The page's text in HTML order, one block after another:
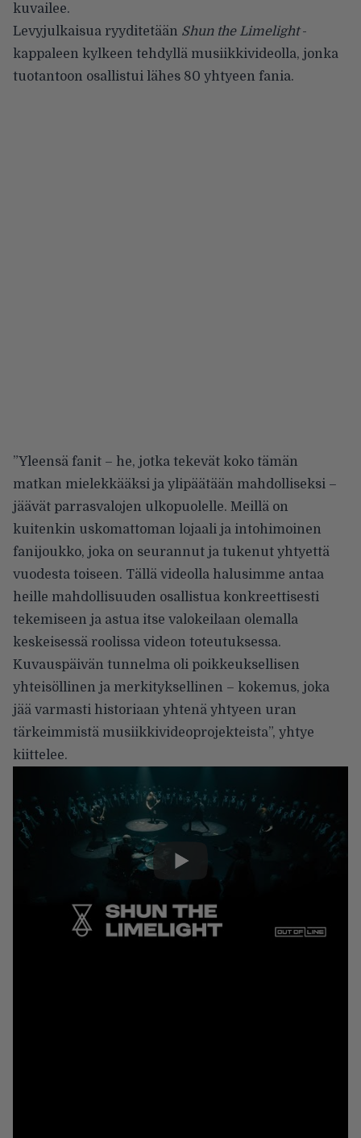
kuvailee.
Levyjulkaisua ryyditetään Shun the Limelight-
kappaleen kylkeen tehdyllä musiikkivideolla, jonka
tuotantoon osallistui lähes 80 yhtyeen fania.
”Yleensä fanit – he, jotka tekevät koko tämän
matkan mielekkääksi ja ylipäätään mahdolliseksi –
jäävät parrasvalojen ulkopuolelle. Meillä on
kuitenkin uskomattoman lojaali ja intohimoinen
fanijoukko, joka on seurannut ja tukenut yhtyettä
vuodesta toiseen. Tällä videolla halusimme antaa
heille mahdollisuuden osallistua konkreettisesti
tekemiseen ja astua itse valokeilaan olemalla
keskeisessä roolissa videon toteutuksessa.
Kuvauspäivän tunnelma oli poikkeuksellisen
yhteisöllinen ja merkityksellinen – kokemus, joka
jää varmasti historiaan yhtenä yhtyeen uran
tärkeimmistä musiikkivideoprojekteista”, yhtye
kiittelee.